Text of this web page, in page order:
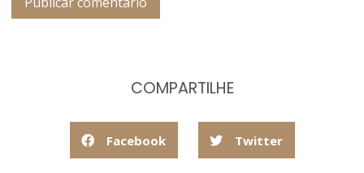
COMPARTILHE
Facebook Twitter